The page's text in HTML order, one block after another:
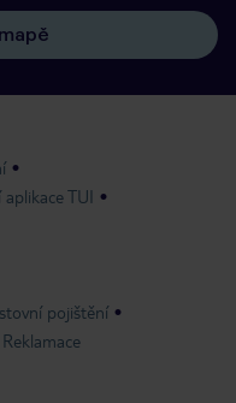
TUI
pojištění